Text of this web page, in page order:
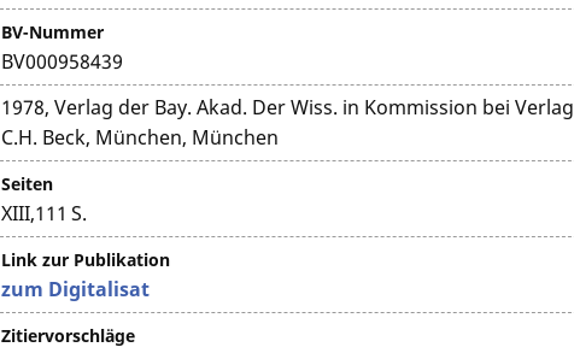
BV-Nummer
BV000958439
1978, Verlag der Bay. Akad. Der Wiss. in Kommission bei Verlag
C.H. Beck, München, München
Seiten
XIII,111 S.
Link zur Publikation
zum Digitalisat
Zitiervorschläge